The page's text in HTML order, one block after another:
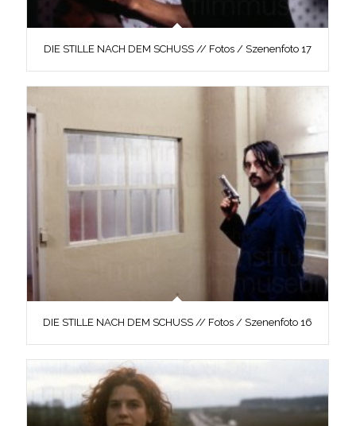
DIE STILLE NACH DEM SCHUSS // Fotos / Szenenfoto 17
DIE STILLE NACH DEM SCHUSS // Fotos / Szenenfoto 16